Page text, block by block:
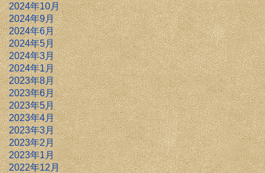
2024年10月
2024年9月
2024年6月
2024年5月
2024年3月
2024年1月
2023年8月
2023年6月
2023年5月
2023年4月
2023年3月
2023年2月
2023年1月
2022年12月